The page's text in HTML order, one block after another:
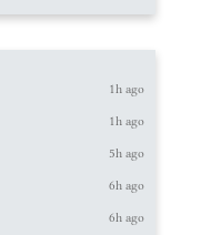
1h ago
1h ago
5h ago
6h ago
6h ago